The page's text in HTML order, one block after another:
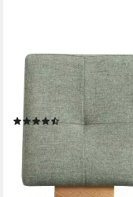
OTTO HOME
Esszimmerstuhl
massiv geölt,
(54)
333,99 € UVP408,00 €
(167,00 €/ 1 Stk)
-18%